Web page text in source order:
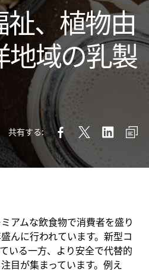
、植物由
地域の乳製
共有する:
アムな飲食物で消費者を盛り
んに行われています。新型コ
いる一方、より安全で代替的
目が集まっています。例え